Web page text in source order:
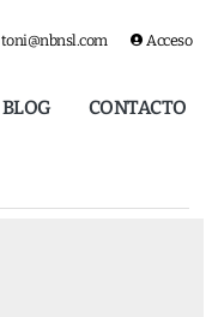
toni@nbnsl.com Acceso
BLOG CONTACTO